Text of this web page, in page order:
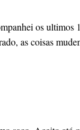
os
as coisas